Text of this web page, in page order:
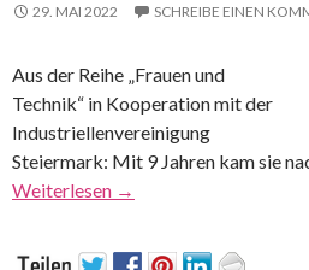
29. MAI 2022 SCHREIBE EINEN
Aus der Reihe „Frauen und
Technik“ in Kooperation mit der
Industriellenvereinigung
Steiermark: Mit 9 Jahren kam sie
Weiterlesen →